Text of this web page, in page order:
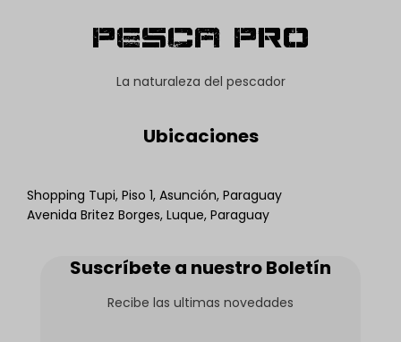
Pesca Pro
La naturaleza del pescador
Ubicaciones
Shopping Tupi, Piso 1, Asunción, Paraguay
Avenida Britez Borges, Luque, Paraguay
Suscríbete a nuestro Boletín
Recibe las ultimas novedades